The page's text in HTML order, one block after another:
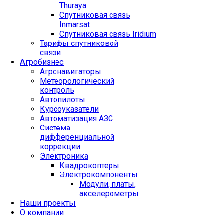
Thuraya
Спутниковая связь
Inmarsat
Спутниковая связь Iridium
Тарифы спутниковой
связи
Агробизнес
Агронавигаторы
Метеорологический
контроль
Автопилоты
Курсоуказатели
Автоматизация АЗС
Система
дифференциальной
коррекции
Электроника
Квадрокоптеры
Электрокомпоненты
Модули, платы,
акселерометры
Наши проекты
О компании